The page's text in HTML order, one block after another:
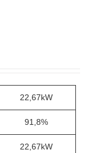
22,67kW
91,8%
22,67kW